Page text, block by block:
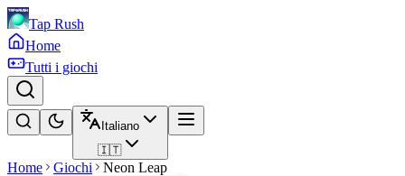
Tap Rush
Home
Tutti i giochi
Italiano
🇮🇹
Home Giochi Neon Leap